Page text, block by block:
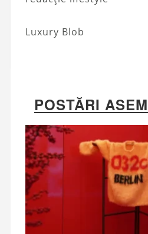
Luxury Blob
POSTĂRI